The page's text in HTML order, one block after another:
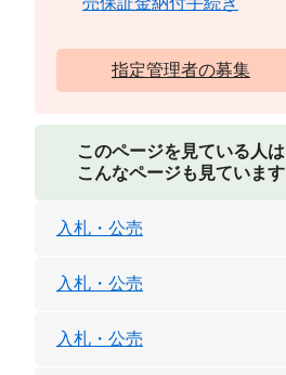
指定管理者の募集
このページを見ている人は
こんなページも見ています
入札・公売
入札・公売
入札・公売